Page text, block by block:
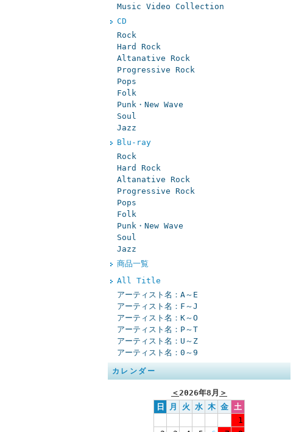
Music Video Collection
CD
Rock
Hard Rock
Altanative Rock
Progressive Rock
Pops
Folk
Punk・New Wave
Soul
Jazz
Blu-ray
Rock
Hard Rock
Altanative Rock
Progressive Rock
Pops
Folk
Punk・New Wave
Soul
Jazz
商品一覧
All Title
アーティスト名：A～E
アーティスト名：F～J
アーティスト名：K～O
アーティスト名：P～T
アーティスト名：U～Z
アーティスト名：0～9
カレンダー
＜2026年8月 ＞
日
月 火 水 木 金 土
1